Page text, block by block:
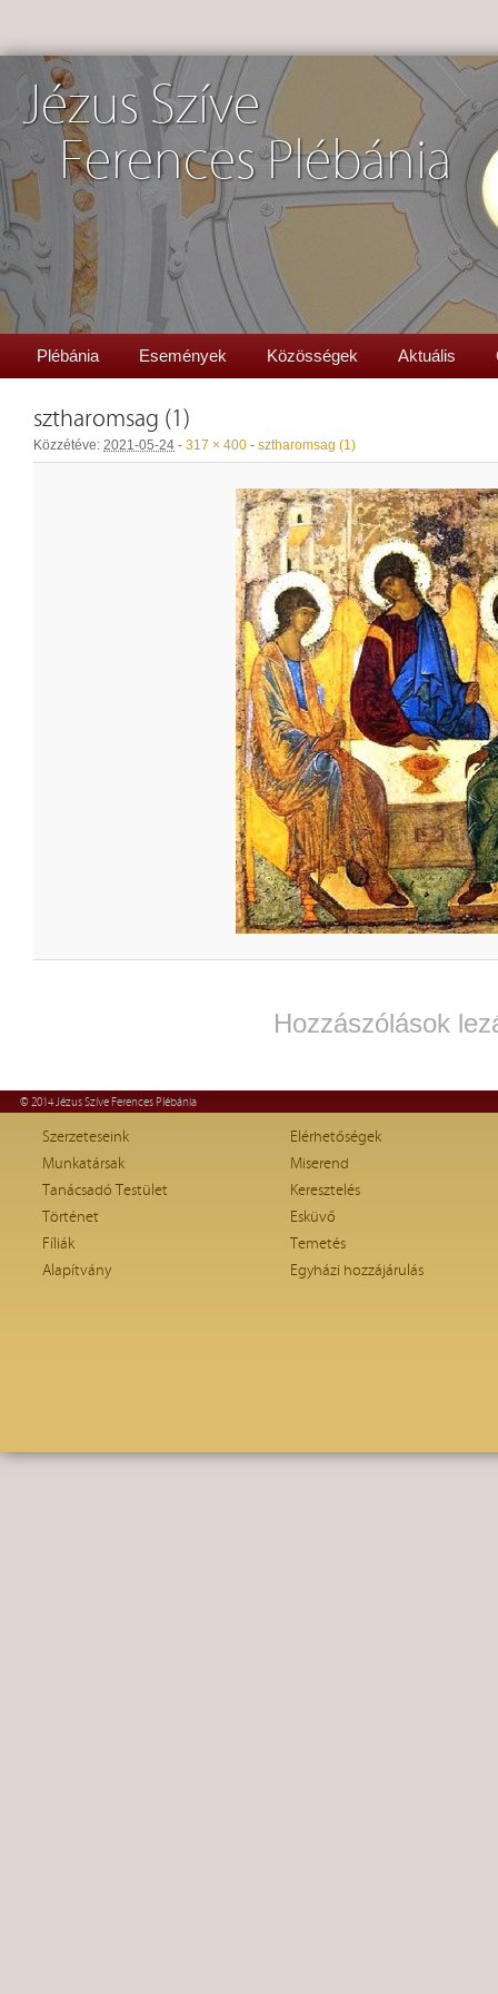
Jézus Szíve
Ferences Plébánia
Plébánia Események Közösségek Aktuális
sztharomsag (1)
Közzétéve: 2021-05-24 - 317 × 400 - sztharomsag (1)
Hozzászólások
© 2014 Jézus Szíve Ferences Plébánia
Szerzeteseink
Munkatársak
Tanácsadó Testület
Történet
Fíliák
Alapítvány
Elérhetőségek
Miserend
Keresztelés
Esküvő
Temetés
Egyházi hozzájárulás